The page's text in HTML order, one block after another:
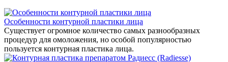
Особенности контурной пластики лица
Существует огромное количество самых разнообразных
процедур для омоложения, но особой популярностью
пользуется контурная пластика лица.